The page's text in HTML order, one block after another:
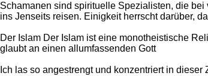
Schamanen sind spirituelle Spezialisten, die
ins Jenseits reisen. Einigkeit herrscht darüber,
Der Islam Der Islam ist eine monotheistische
glaubt an einen allumfassenden Gott
Ich las so angestrengt und konzentriert in